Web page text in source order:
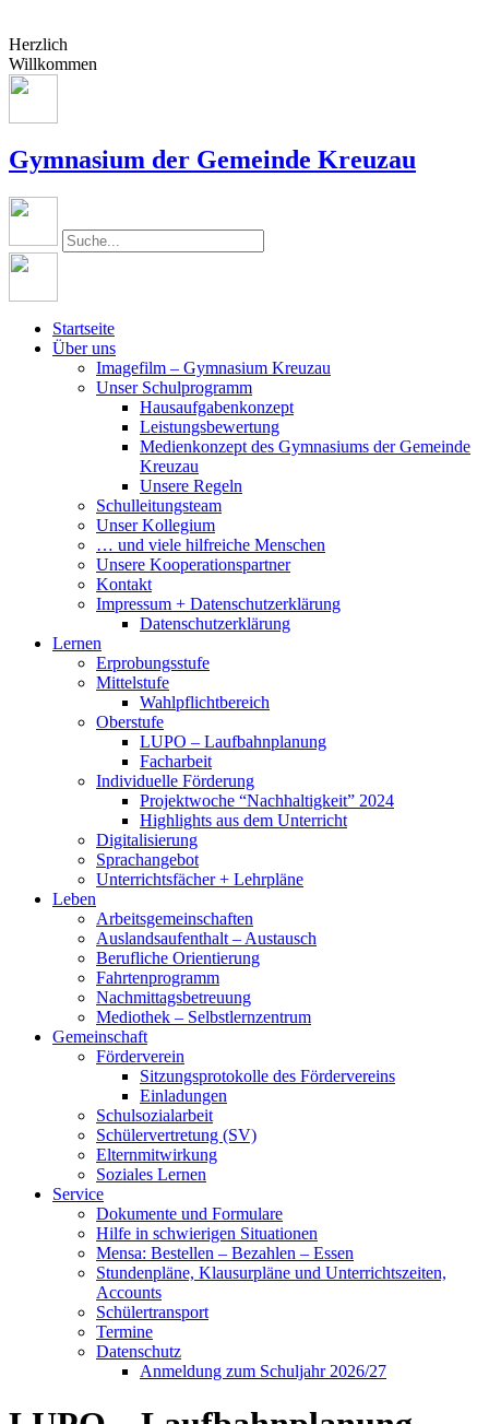
Herzlich
Willkommen
Gymnasium der Gemeinde Kreuzau
Startseite
Über uns
Imagefilm – Gymnasium Kreuzau
Unser Schulprogramm
Hausaufgabenkonzept
Leistungsbewertung
Medienkonzept des Gymnasiums der Gemeinde
Kreuzau
Unsere Regeln
Schulleitungsteam
Unser Kollegium
… und viele hilfreiche Menschen
Unsere Kooperationspartner
Kontakt
Impressum + Datenschutzerklärung
Datenschutzerklärung
Lernen
Erprobungsstufe
Mittelstufe
Wahlpflichtbereich
Oberstufe
LUPO – Laufbahnplanung
Facharbeit
Individuelle Förderung
Projektwoche “Nachhaltigkeit” 2024
Highlights aus dem Unterricht
Digitalisierung
Sprachangebot
Unterrichtsfächer + Lehrpläne
Leben
Arbeitsgemeinschaften
Auslandsaufenthalt – Austausch
Berufliche Orientierung
Fahrtenprogramm
Nachmittagsbetreuung
Mediothek – Selbstlernzentrum
Gemeinschaft
Förderverein
Sitzungsprotokolle des Fördervereins
Einladungen
Schulsozialarbeit
Schülervertretung (SV)
Elternmitwirkung
Soziales Lernen
Service
Dokumente und Formulare
Hilfe in schwierigen Situationen
Mensa: Bestellen – Bezahlen – Essen
Stundenpläne, Klausurpläne und Unterrichtszeiten,
Accounts
Schülertransport
Termine
Datenschutz
Anmeldung zum Schuljahr 2026/27